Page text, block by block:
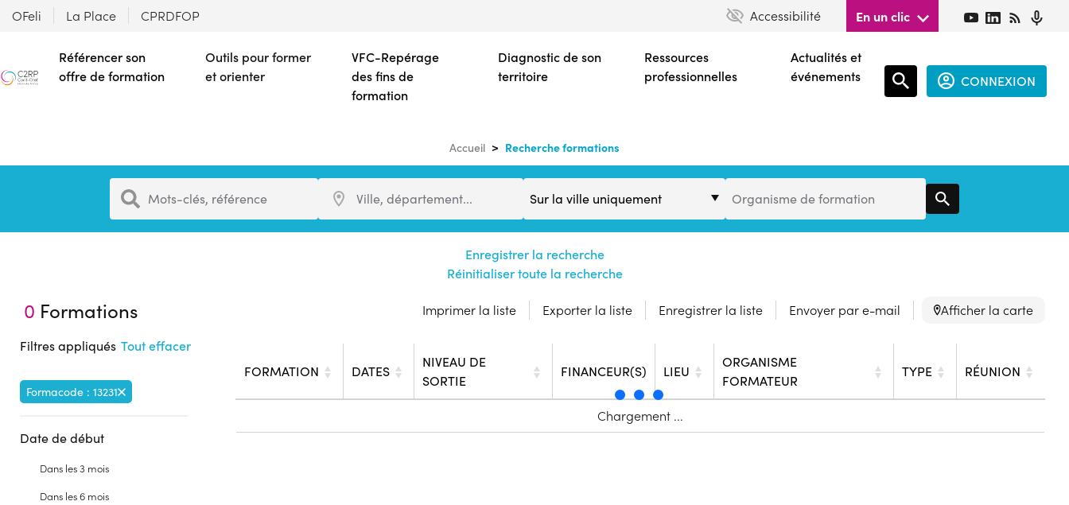
contenu
principal
OFeli La Place CPRDFOP Accessibilité En un clic
Référencer son
offre de formation
Outils pour former
et orienter
VFC-Repérage
des fins de
formation
Diagnostic de son
territoire
Ressources
professionnelles
Actualités et
événements
CONNEXION
Accueil Recherche formations
Formation
Mots-clés, référence
Ville
Ville, département...
de
Organisme de formation
Enregistrer la recherche
Réinitialiser toute la recherche
0 Formations Imprimer la liste Exporter la liste Enregistrer la liste Envoyer par e-mail Afficher la carte
Filtres appliqués Tout effacer
Formacode : 13231
Date de début
Dans les 3 mois
Dans les 6 mois
FORMATION DATES
NIVEAU DE
SORTIE
FINANCEUR(S) LIEU
ORGANISME
FORMATEUR
TYPE RÉUNION
Chargement ...